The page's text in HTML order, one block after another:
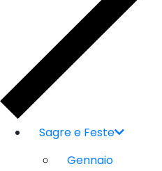
Sagre e Feste
Gennaio